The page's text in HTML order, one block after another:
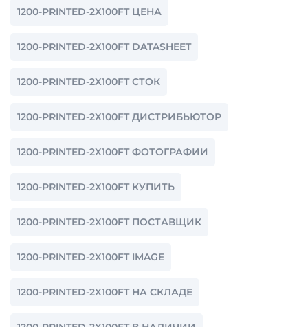
1200-PRINTED-2X100FT ЦЕНА
1200-PRINTED-2X100FT DATASHEET
1200-PRINTED-2X100FT СТОК
1200-PRINTED-2X100FT ДИСТРИБЬЮТОР
1200-PRINTED-2X100FT ФОТОГРАФИИ
1200-PRINTED-2X100FT КУПИТЬ
1200-PRINTED-2X100FT ПОСТАВЩИК
1200-PRINTED-2X100FT IMAGE
1200-PRINTED-2X100FT НА СКЛАДЕ